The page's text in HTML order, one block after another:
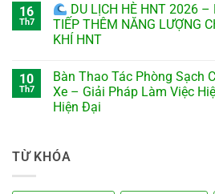
16
Th7
DU LỊCH HÈ HNT 2026 –
TIẾP THÊM NĂNG LƯỢNG
KHÍ HNT
10
Th7
Bàn Thao Tác Phòng Sạch
Xe – Giải Pháp Làm Việc
Hiện Đại
TỪ KHÓA